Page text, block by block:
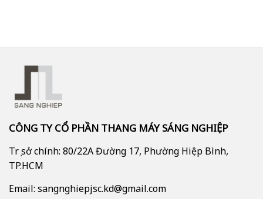
CÔNG TY CỔ PHẦN THANG MÁY SÁNG NGHIỆP
Trụ sở chính: 80/22A Đường 17, Phường Hiệp Bình,
TP.HCM
Email: sangnghiepjsc.kd@gmail.com